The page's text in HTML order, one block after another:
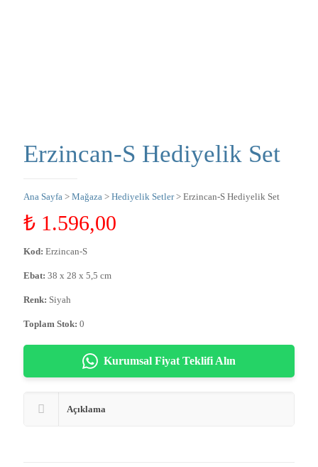
Erzincan-S Hediyelik Set
Ana Sayfa > Mağaza > Hediyelik Setler> Erzincan-S Hediyelik Set
₺ 1.596,00
Kod: Erzincan-S
Ebat: 38 x 28 x 5,5 cm
Renk: Siyah
Toplam Stok: 0
Kurumsal Fiyat Teklifi Alın
Açıklama